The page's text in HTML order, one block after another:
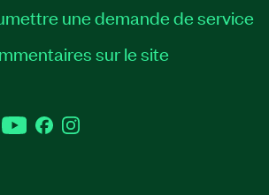
une demande de service
sur le site
TwitterYouTubeFacebookInstagram